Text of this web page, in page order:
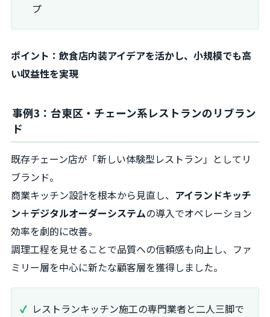
プ
ポイント：飲食店内装アイデアを活かし、小規模でも高
い収益性を実現
事例3：台東区・チェーン系レストランのリブラン
ド
既存チェーン店が「新しい体験型レストラン」としてリ
ブランド。
商業キッチン設計を根本から見直し、 アイランドキッチ
ン＋デジタルオーダーシステムの導入でオペレーション
効率を劇的に改善。
調理工程を見せることで品質への信頼感も向上し、ファ
ミリー層を中心に新たな顧客層を獲得しました。
レストランキッチン施工の専門業者と二人三脚で